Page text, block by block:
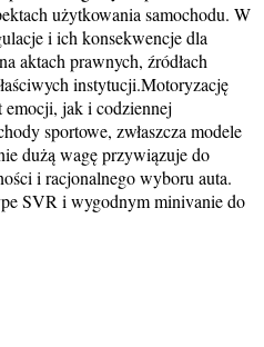
użytkowania samochodu. W
i ich konsekwencje dla
aktach prawnych, źródłach
instytucji.Motoryzację
emocji, jak i codziennej
sportowe, zwłaszcza modele
dużą wagę przywiązuje do
i racjonalnego wyboru auta.
SVR i wygodnym minivanie do